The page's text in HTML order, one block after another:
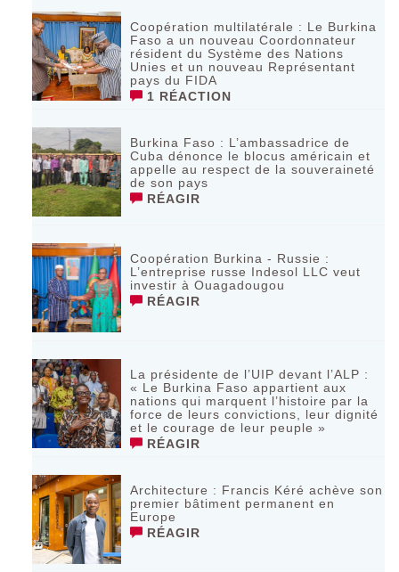
Coopération multilatérale : Le Burkina
Faso a un nouveau Coordonnateur
résident du Système des Nations
Unies et un nouveau Représentant
pays du FIDA
1 RÉACTION
Burkina Faso : L’ambassadrice de
Cuba dénonce le blocus américain et
appelle au respect de la souveraineté
de son pays
RÉAGIR
Coopération Burkina - Russie :
L’entreprise russe Indesol LLC veut
investir à Ouagadougou
RÉAGIR
La présidente de l’UIP devant l’ALP :
« Le Burkina Faso appartient aux
nations qui marquent l’histoire par la
force de leurs convictions, leur dignité
et le courage de leur peuple »
RÉAGIR
‎Architecture : Francis Kéré achève son
premier bâtiment permanent en
Europe
RÉAGIR